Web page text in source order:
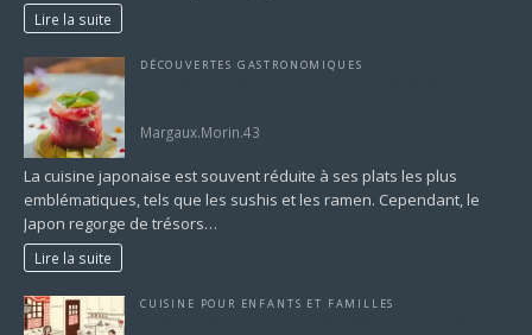
Lire la suite
DÉCOUVERTES GASTRONOMIQUES
Margaux.Morin.43
La cuisine japonaise est souvent réduite à ses plats les plus
emblématiques, tels que les sushis et les ramen. Cependant, le
Japon regorge de trésors…
Lire la suite
CUISINE POUR ENFANTS ET FAMILLES